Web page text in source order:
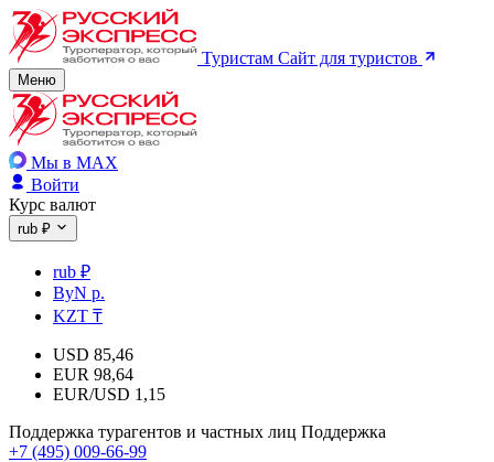
Туристам Сайт для туристов
Меню
Мы в MAX
Войти
Курс валют
rub ₽
rub ₽
ByN р.
KZT ₸
USD 85,46
EUR 98,64
EUR/USD 1,15
Поддержка турагентов и частных лиц Поддержка
+7 (495) 009-66-99